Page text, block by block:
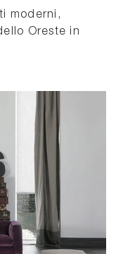
moderni,
Oreste in